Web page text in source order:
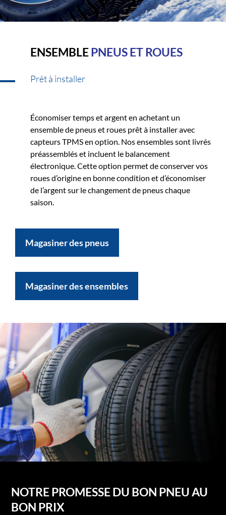
ENSEMBLEPNEUS ET ROUES
Prêt à installer
Économiser temps et argent en achetant un
ensemble de pneus et roues prêt à installer avec
capteurs TPMS en option. Nos ensembles sont livrés
préassemblés et incluent le balancement
électronique. Cette option permet de conserver vos
roues d’origine en bonne condition et d’économiser
de l’argent sur le changement de pneus chaque
saison.
Magasiner des pneus
Magasiner des ensembles
NOTRE PROMESSE DU BON PNEU AU
BON PRIX